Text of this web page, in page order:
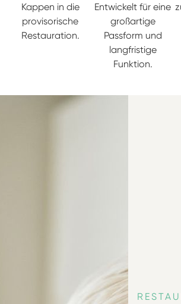
Kappen in die
provisorische
Restauration.
Entwickelt für eine
großartige
Passform und
langfristige
Funktion.